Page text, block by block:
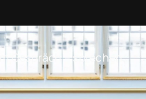
Gespräch – sprechen